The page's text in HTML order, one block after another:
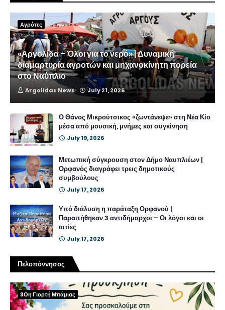
Αγρότες
«Αργολίδα – Όλοι για το νερό» | Δυναμική
διαμαρτυρία αγροτών και μηχανοκίνητη πορεία
στο Ναύπλιο
Argolidas News July 21, 2026
Ο Θάνος Μικρούτσικος «ζωντάνεψε» στη Νέα Κίο
μέσα από μουσική, μνήμες και συγκίνηση
July 19, 2026
Μετωπική σύγκρουση στον Δήμο Ναυπλιέων |
Ορφανός διαγράφει τρεις δημοτικούς
συμβούλους
July 17, 2026
Υπό διάλυση η παράταξη Ορφανού |
Παραιτήθηκαν 3 αντιδήμαρχοι – Οι λόγοι και οι
αιτίες
July 17, 2026
Πελοπόννησος
3Οη Γιορτή Μπάμιας